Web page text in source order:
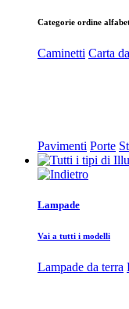
Categorie ordine
Caminetti Carta
Pavimenti Porte
Lampade
Vai a tutti i modelli
Lampade da terra